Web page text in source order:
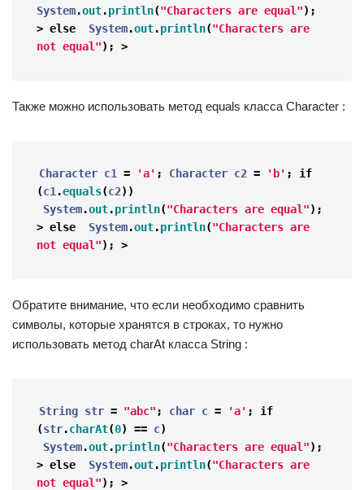
System.out.println("Characters are equal");
> else System.out.println("Characters are
not equal"); >
Также можно использовать метод equals класса Character :
Character c1 = 'a' ; Character c2 = 'b' ;
if
(c1 .equals(c2))
System.out.println("Characters are equal");
> else System.out.println("Characters are
not equal"); >
Обратите внимание, что если необходимо сравнить
символы, которые хранятся в строках, то нужно
использовать метод charAt класса String :
String str = "abc" ; char c = 'a' ;
if
(str.charAt(0) == c)
System.out.println("Characters are equal");
> else System.out.println("Characters are
not equal"); >